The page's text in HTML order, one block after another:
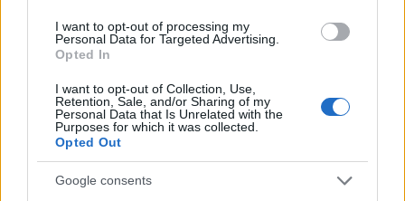
I want to opt-out of processing my
Personal Data for Targeted Advertising.
Opted In
I want to opt-out of Collection, Use,
Retention, Sale, and/or Sharing of my
Personal Data that Is Unrelated with the
Purposes for which it was collected.
Opted Out
Google consents
Η επιτυχία αυτή αποδεικνύει ότι το G1
διαθέτειπροηγμένο σύστημα ισορροπίας
Είναι μια επίδειξη όχι μόνο δύναμης, αλλά και της
λεπτής μηχανικής ακριβείας που απαιτείται για να
κάνει ένα ανθρωποειδές ρομπότ να κινείται με
φυσικότητα, χωρίς να φαίνεται μηχανικό ή
«άκαμπτο».